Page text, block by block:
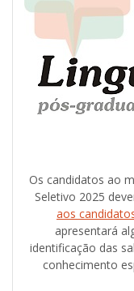
Os candidatos ao
Seletivo 2025
aos
apresentará
identificação das
conhecimento